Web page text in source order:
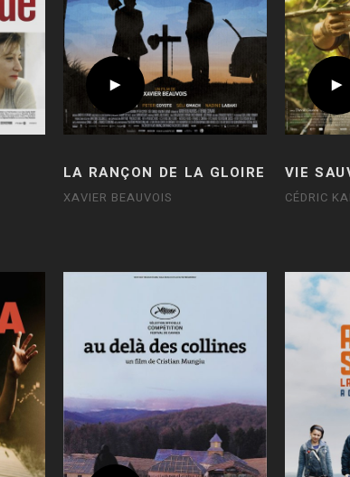
LA RANÇON DE LA GLOIRE
XAVIER BEAUVOIS
VIE
CÉDRIC